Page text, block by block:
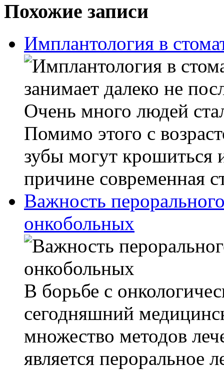
Похожие записи
Имплантология в
занимает далеко не
Очень много людей
Помимо этого с
зубы могут крошиться
причине современная
Важность
онкобольных
В борьбе с
сегодняшний
множество методов
является пероральное